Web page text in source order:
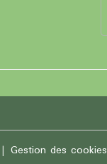
Gestion des cookies